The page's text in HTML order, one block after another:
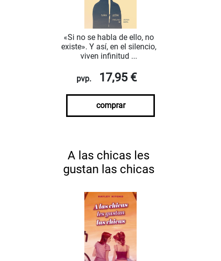
«Si no se habla de ello, no
existe». Y así, en el silencio,
viven infinitud ...
pvp. 17,95 €
comprar
A las chicas les
gustan las chicas